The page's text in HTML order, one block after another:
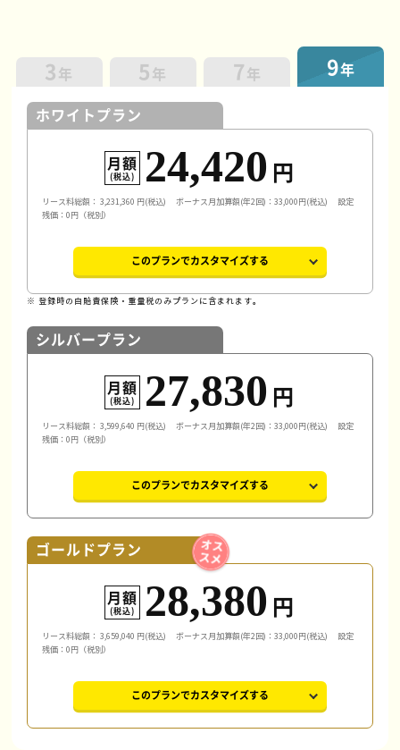
3 年 5 年 7 年 9年
ホワイトプラン
月額
(税込) 24,420 円
リース料総額： 3,231,360 円(税込) ボーナス月加算額(年2回)：33,000円(税込)
設定
残価：0円（税別）
このプランでカスタマイズする
※ 登録時の自賠責保険・重量税のみプランに含まれます。
シルバープラン
月額
(税込) 27,830 円
リース料総額： 3,599,640 円(税込) ボーナス月加算額(年2回)：33,000円(税込)
設定
残価：0円（税別）
このプランでカスタマイズする
ゴールドプラン
月額
(税込) 28,380 円
リース料総額： 3,659,040 円(税込) ボーナス月加算額(年2回)：33,000円(税込)
設定
残価：0円（税別）
このプランでカスタマイズする